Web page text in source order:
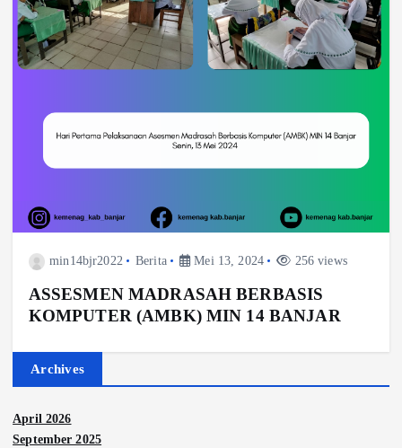
min14bjr2022 Berita Mei 13, 2024 256 views
ASSESMEN MADRASAH BERBASIS
KOMPUTER (AMBK) MIN 14 BANJAR
Archives
April 2026
September 2025